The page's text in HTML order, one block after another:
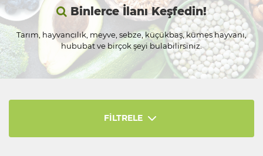
Binlerce İlanı Keşfedin!
Tarım, hayvancılık, meyve, sebze, küçükbaş, kümes hayvanı,
hububat ve birçok şeyi bulabilirsiniz.
FİLTRELE